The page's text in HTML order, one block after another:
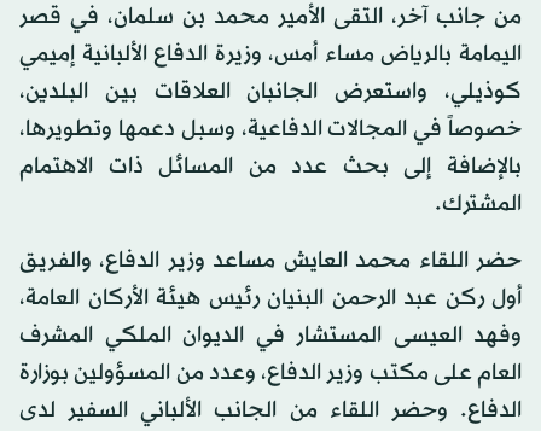
من جانب آخر، التقى الأمير محمد بن سلمان، في قصر
اليمامة بالرياض مساء أمس، وزيرة الدفاع الألبانية إميمي
كوذيلي، واستعرض الجانبان العلاقات بين البلدين،
خصوصاً في المجالات الدفاعية، وسبل دعمها وتطويرها،
بالإضافة إلى بحث عدد من المسائل ذات الاهتمام
المشترك.
حضر اللقاء محمد العايش مساعد وزير الدفاع، والفريق
أول ركن عبد الرحمن البنيان رئيس هيئة الأركان العامة،
وفهد العيسى المستشار في الديوان الملكي المشرف
العام على مكتب وزير الدفاع، وعدد من المسؤولين بوزارة
الدفاع. وحضر اللقاء من الجانب الألباني السفير لدى